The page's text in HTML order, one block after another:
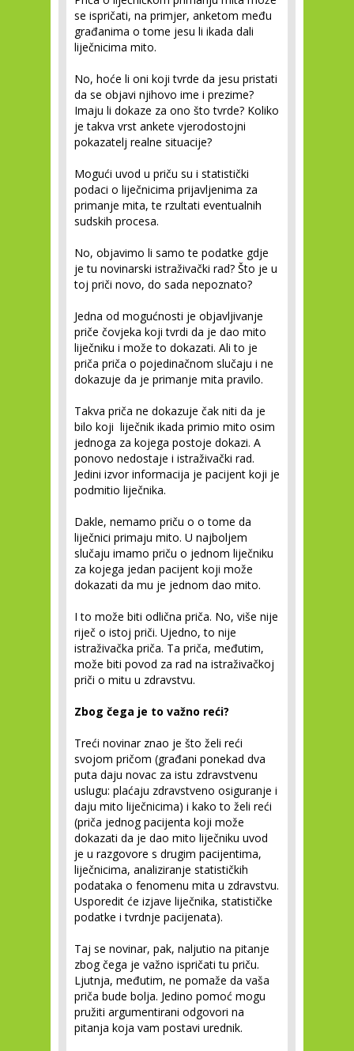
se ispričati, na primjer, anketom među
građanima o tome jesu li ikada dali
liječnicima mito.
No, hoće li oni koji tvrde da jesu pristati
da se objavi njihovo ime i prezime?
Imaju li dokaze za ono što tvrde? Koliko
je takva vrst ankete vjerodostojni
pokazatelj realne situacije?
Mogući uvod u priču su i statistički
podaci o liječnicima prijavljenima za
primanje mita, te rzultati eventualnih
sudskih procesa.
No, objavimo li samo te podatke gdje
je tu novinarski istraživački rad? Što je u
toj priči novo, do sada nepoznato?
Jedna od mogućnosti je objavljivanje
priče čovjeka koji tvrdi da je dao mito
liječniku i može to dokazati. Ali to je
priča priča o pojedinačnom slučaju i ne
dokazuje da je primanje mita pravilo.
Takva priča ne dokazuje čak niti da je
bilo koji liječnik ikada primio mito osim
jednoga za kojega postoje dokazi. A
ponovo nedostaje i istraživački rad.
Jedini izvor informacija je pacijent koji je
podmitio liječnika.
Dakle, nemamo priču o o tome da
liječnici primaju mito. U najboljem
slučaju imamo priču o jednom liječniku
za kojega jedan pacijent koji može
dokazati da mu je jednom dao mito.
I to može biti odlična priča. No, više nije
riječ o istoj priči. Ujedno, to nije
istraživačka priča. Ta priča, međutim,
može biti povod za rad na istraživačkoj
priči o mitu u zdravstvu.
Zbog čega je to važno reći?
Treći novinar znao je što želi reći
svojom pričom (građani ponekad dva
puta daju novac za istu zdravstvenu
uslugu: plaćaju zdravstveno osiguranje i
daju mito liječnicima) i kako to želi reći
(priča jednog pacijenta koji može
dokazati da je dao mito liječniku uvod
je u razgovore s drugim pacijentima,
liječnicima, analiziranje statističkih
podataka o fenomenu mita u zdravstvu.
Usporedit će izjave liječnika, statističke
podatke i tvrdnje pacijenata).
Taj se novinar, pak, naljutio na pitanje
zbog čega je važno ispričati tu priču.
Ljutnja, međutim, ne pomaže da vaša
priča bude bolja. Jedino pomoć mogu
pružiti argumentirani odgovori na
pitanja koja vam postavi urednik.